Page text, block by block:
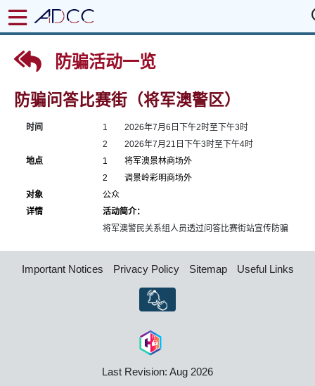
防骗活动一览
防骗问答比赛街（将军澳警区）
时间
1
2
2026年7月6日下午2时至下午3时
2026年7月21日下午3时至下午4时
地点
1
2
将军澳景林商场外
调景岭彩明商场外
对象
公众
详情
活动简介：
将军澳警民关系组人员透过问答比赛街站宣传防骗
Important Notices Privacy Policy Sitemap Useful Links
Last Revision: Aug 2026